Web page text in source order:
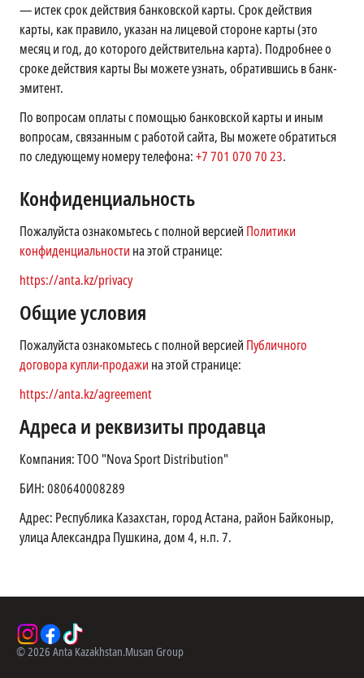
—истек срок действия банковской карты. Срок действия
карты, как правило, указан на лицевой стороне карты (это
месяц и год, до которого действительна карта). Подробнее о
сроке действия карты Вы можете узнать, обратившись в банк-
эмитент.
По вопросам оплаты с помощью банковской карты и иным
вопросам, связанным с работой сайта, Вы можете обратиться
по следующему номеру телефона:+7 701 070 70 23.
Конфиденциальность
Пожалуйста ознакомьтесь с полной версией Политики
конфиденциальности на этой странице:
https://anta.kz/privacy
Общие условия
Пожалуйста ознакомьтесь с полной версией Публичного
договора купли-продажи на этой странице:
https://anta.kz/agreement
Адреса и реквизиты продавца
Компания: ТОО "Nova Sport Distribution"
БИН: 080640008289
Адрес: Республика Казахстан, город Астана, район Байконыр,
улица Александра Пушкина, дом 4, н.п. 7.
©2026 Anta Kazakhstan.Musan Group